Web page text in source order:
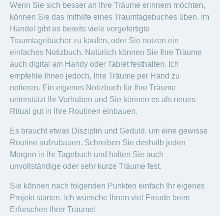
Wenn Sie sich besser an Ihre Träume erinnern möchten,
können Sie das mithilfe eines Traumtagebuches üben. Im
Handel gibt es bereits viele vorgefertigte
Traumtagebücher zu kaufen, oder Sie nutzen ein
einfaches Notizbuch. Natürlich können Sie Ihre Träume
auch digital am Handy oder Tablet festhalten. Ich
empfehle Ihnen jedoch, Ihre Träume per Hand zu
notieren. Ein eigenes Notizbuch für Ihre Träume
unterstützt Ihr Vorhaben und Sie können es als neues
Ritual gut in Ihre Routinen einbauen.
Es braucht etwas Disziplin und Geduld, um eine gewisse
Routine aufzubauen. Schreiben Sie deshalb jeden
Morgen in Ihr Tagebuch und halten Sie auch
unvollständige oder sehr kurze Träume fest.
Sie können nach folgenden Punkten einfach Ihr eigenes
Projekt starten. Ich wünsche Ihnen viel Freude beim
Erforschen Ihrer Träume!